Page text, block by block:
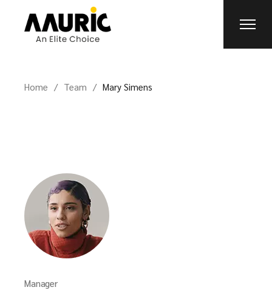
Home Team Mary Simens
Manager